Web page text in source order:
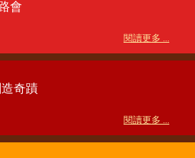
會
閱讀更多 ...
奇蹟
閱讀更多 ...